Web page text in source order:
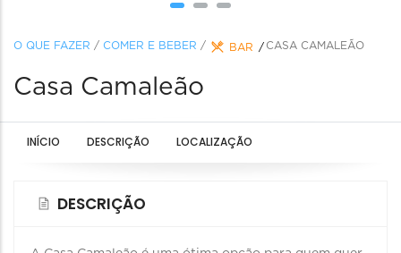
O QUE FAZER / COMER E BEBER / BAR CASA CAMALEÃO
Casa Camaleão
INÍCIO DESCRIÇÃO LOCALIZAÇÃO
DESCRIÇÃO